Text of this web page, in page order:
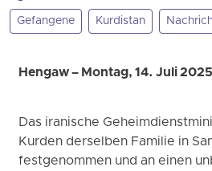
Gefangene Kurdistan
Hengaw – Montag, 14. Juli 2025
Das iranische
Kurden derselben Familie in
festgenommen und an einen